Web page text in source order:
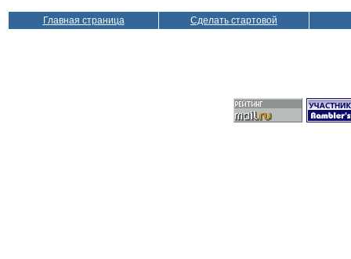
Главная страница Сделать стартовой